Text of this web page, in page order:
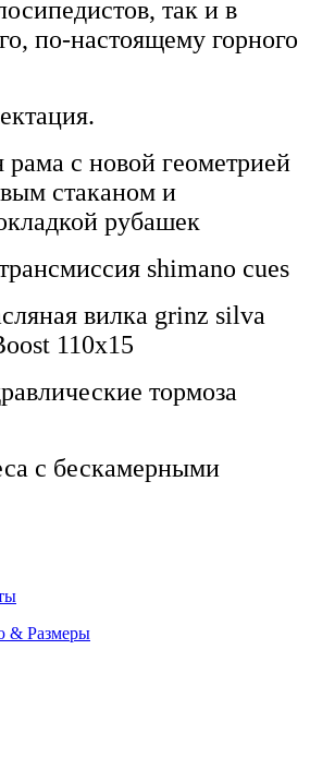
так и в
по-настоящему горного
c новой геометрией
стаканом и
рубашек
shimano cues
вилка grinz silva
110x15
тормоза
с бескамерными
& Размеры